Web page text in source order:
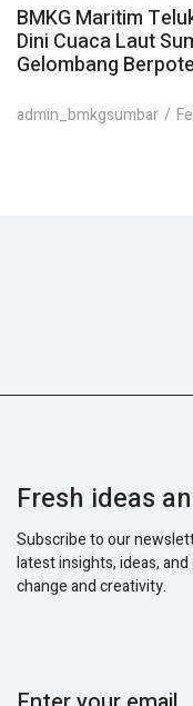
BMKG Maritim
Dini Cuaca Laut
Gelombang
admin_bmkgsumbar
Fresh ideas
Subscribe to our
latest insights, ideas,
change and creativity.